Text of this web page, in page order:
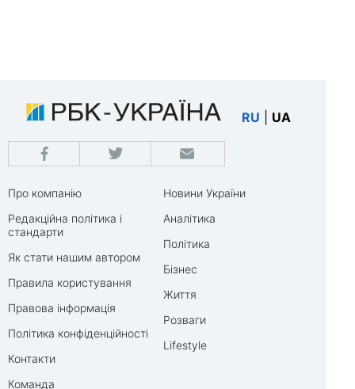
RU UA
Про компанію
Редакційна політика і
стандарти
Як стати нашим автором
Правила користування
Правова інформація
Політика конфіденційності
Контакти
Команда
Новини України
Аналітика
Політика
Бізнес
Життя
Розваги
Lifestyle